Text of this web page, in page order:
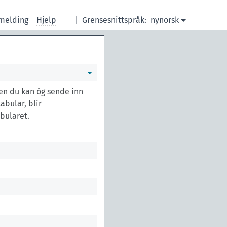
Grensesnittspråk: nynorsk
Hjelp
du kan òg sende inn
blir